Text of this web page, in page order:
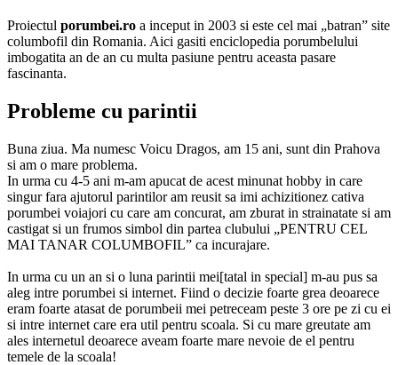
Proiectul porumbei.ro a inceput in 2003 si este cel mai „batran” site
columbofil din Romania. Aici gasiti enciclopedia porumbelului
imbogatita an de an cu multa pasiune pentru aceasta pasare
fascinanta.
Probleme cu parintii
Buna ziua. Ma numesc Voicu Dragos, am 15 ani, sunt din Prahova
si am o mare problema.
In urma cu 4-5 ani m-am apucat de acest minunat hobby in care
singur fara ajutorul parintilor am reusit sa imi achizitionez cativa
porumbei voiajori cu care am concurat, am zburat in strainatate si am
castigat si un frumos simbol din partea clubului „PENTRU CEL
MAI TANAR COLUMBOFIL” ca incurajare.
In urma cu un an si o luna parintii mei[tatal in special] m-au pus sa
aleg intre porumbei si internet. Fiind o decizie foarte grea deoarece
eram foarte atasat de porumbeii mei petreceam peste 3 ore pe zi cu ei
si intre internet care era util pentru scoala. Si cu mare greutate am
ales internetul deoarece aveam foarte mare nevoie de el pentru
temele de la scoala!